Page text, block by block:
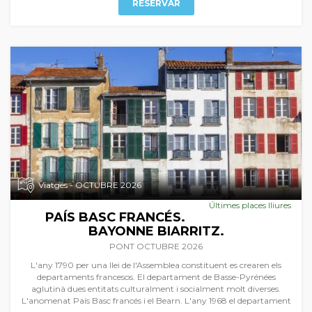
RESERVAR
Viatges - OCTUBRE 2026
Últimes places lliures
PAÍS BASC FRANCÉS.
BAYONNE BIARRITZ.
PONT OCTUBRE 2026
L'any 1790 per una llei de l'Assemblea constituent es crearen els
departaments francesos. El departament de Basse-Pyrénées
aglutinà dues entitats culturalment i socialment molt diverses.
L'anomenat País Basc francés i el Bearn. L'any 1968 el departament